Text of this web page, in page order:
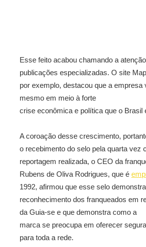
Esse feito acabou chamando a
publicações especializadas. O site
por exemplo, destacou que a empresa
mesmo em meio à forte
crise econômica e política que o Brasil
A coroação desse crescimento,
o recebimento do selo pela quarta vez
reportagem realizada, o CEO da
Rubens de Oliva Rodrigues, que é
1992, afirmou que esse selo
reconhecimento dos franqueados em
da Guia-­se e que demonstra como a
marca se preocupa em oferecer
para toda a rede.